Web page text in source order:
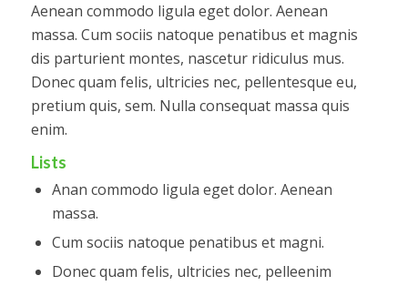
Aenean commodo ligula eget dolor. Aenean
massa. Cum sociis natoque penatibus et magnis
dis parturient montes, nascetur ridiculus mus.
Donec quam felis, ultricies nec, pellentesque eu,
pretium quis, sem. Nulla consequat massa quis
enim.
Lists
Anan commodo ligula eget dolor. Aenean
massa.
Cum sociis natoque penatibus et magni.
Donec quam felis, ultricies nec, pelleenim